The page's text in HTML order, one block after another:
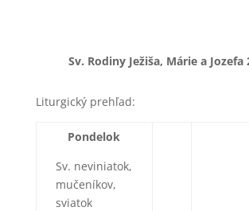
Sv. Rodiny Ježiša, Márie a Jozefa
Liturgický prehľad:
Pondelok
Sv. neviniatok,
mučeníkov,
sviatok